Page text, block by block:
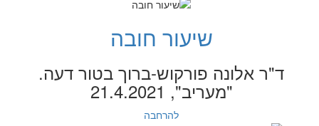
שיעור חובה
ד"ר אלונה פורקוש-ברוך בטור דעה.
"מעריב", 21.4.2021
להרחבה